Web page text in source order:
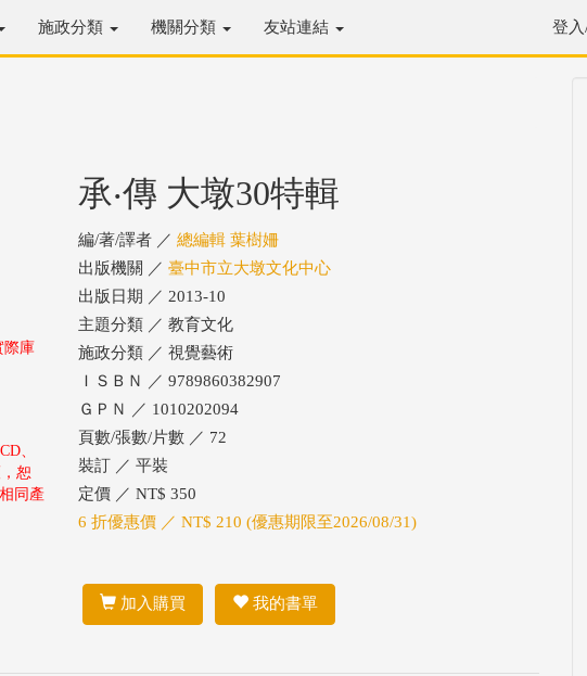
施政分類 機關分類 友站連結 登
際庫
、
恕
同產
承‧傳 大墩30特輯
編/著/譯者 ／ 總編輯 葉樹姍
出版機關 ／ 臺中市立大墩文化中心
出版日期 ／ 2013-10
主題分類 ／ 教育文化
施政分類 ／ 視覺藝術
ＩＳＢＮ ／ 9789860382907
ＧＰＮ ／ 1010202094
頁數/張數/片數 ／ 72
裝訂 ／ 平裝
定價 ／ NT$ 350
6 折優惠價 ／ NT$ 210 (優惠期限至2026/08/31)
加入購買 我的書單